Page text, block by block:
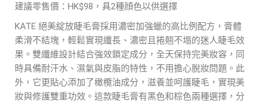
建議零售價：HK$98，具2種顔色以供選擇
KATE 絕美綻放睫毛膏採用濃密加強蠟的高比例配方，膏體
柔滑不結塊，輕鬆實現纖長、濃密且捲翹不塌的迷人睫毛效
果。雙纖維設計結合強效鎖定成分，全天保持完美妝容，同
時具備耐汗水、濕氣與皮脂的特性，不用擔心脫妝問題。此
外，它更貼心添加了橄欖油成分，滋養並呵護睫毛，實現美
妝與修護雙重功效。這款睫毛膏有黑色和棕色兩種選擇，分